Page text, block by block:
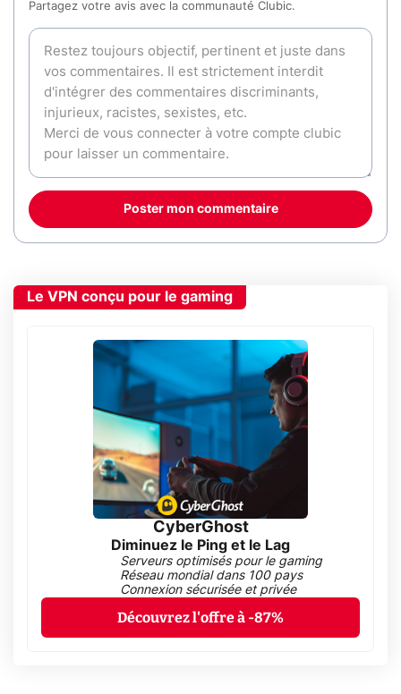
Partagez votre avis avec la communauté Clubic.
Poster mon commentaire
Le VPN conçu pour le gaming
CyberGhost
Diminuez le Ping et le Lag
Serveurs optimisés pour le gaming
Réseau mondial dans 100 pays
Connexion sécurisée et privée
Découvrez l'offre à -87%